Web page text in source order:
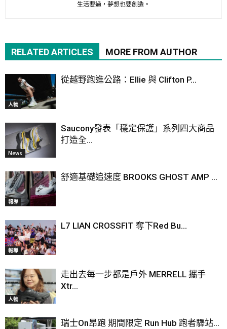
生活要過，夢想也要創造。
RELATED ARTICLES MORE FROM AUTHOR
人物
從越野跑進公路：Ellie 與 Clifton P...
News
Saucony發表「穩定保護」系列四大商品
打造全...
報導
舒適基礎追速度 BROOKS GHOST AMP ...
報導
L7 LIAN CROSSFIT 奪下Red Bu...
人物
走出去每一步都是戶外 MERRELL 攜手
Xtr...
瑞士On昂跑 期間限定 Run Hub 跑者驛站...